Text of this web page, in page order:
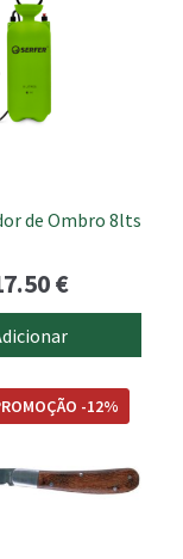
de Ombro 8lts
€
-12%